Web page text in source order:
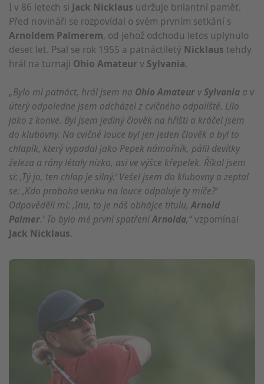
I v 86 letech si Jack Nicklaus udržuje brilantní paměť.
Před novináři se rozpovídal o svém prvním setkání s
Arnoldem Palmerem, od jehož odchodu letos uplynulo
deset let. Psal se rok 1955 a patnáctiletý Nicklaus tehdy
hrál na turnaji Ohio Amateurv Sylvania.
„Bylo mi patnáct, hrál jsem na Ohio Amateur vSylvania a v
úterý odpoledne jsem odcházel z cvičného odpaliště. Lilo
jako z konve. Byl jsem jediný člověk na hřišti a kráčel jsem
do klubovny. Na cvičné louce byl jen jeden člověk a byl to
chlapík, který vypadal jako Pepek námořník, pálil devítky
železa a rány létaly nízko, asi ve výšce křepelek. Říkal jsem
si: ‚Tý jo, ten chlap je silný.‘ Vešel jsem do klubovny a zeptal
se: ‚Kdo proboha venku na louce odpaluje ty míče?‘
Odpověděli mi: ‚Inu, to je náš obhájce titulu,Arnold
Palmer.‘ To bylo mé první spatřeníArnolda,“vzpomínal
Jack Nicklaus.